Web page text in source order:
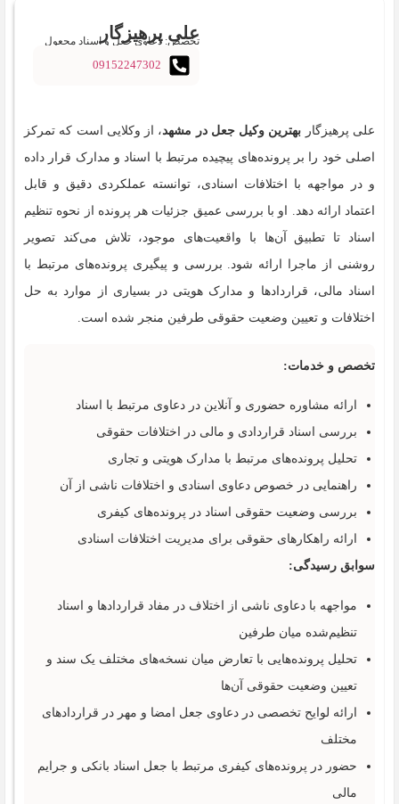
علی پرهیزگار
تخصص: دعاوی جعل و اسناد مجعول
09152247302
علی پرهیزگار بهترین وکیل جعل در مشهد، از وکلایی است که تمرکز
اصلی خود را بر پرونده‌های پیچیده مرتبط با اسناد و مدارک قرار داده
و در مواجهه با اختلافات اسنادی، توانسته عملکردی دقیق و قابل
اعتماد ارائه دهد. او با بررسی عمیق جزئیات هر پرونده از نحوه تنظیم
اسناد تا تطبیق آن‌ها با واقعیت‌های موجود، تلاش می‌کند تصویر
روشنی از ماجرا ارائه شود. بررسی و پیگیری پرونده‌های مرتبط با
اسناد مالی، قراردادها و مدارک هویتی در بسیاری از موارد به حل
اختلافات و تعیین وضعیت حقوقی طرفین منجر شده است.
تخصص و خدمات:
ارائه مشاوره حضوری و آنلاین در دعاوی مرتبط با اسناد
بررسی اسناد قراردادی و مالی در اختلافات حقوقی
تحلیل پرونده‌های مرتبط با مدارک هویتی و تجاری
راهنمایی در خصوص دعاوی اسنادی و اختلافات ناشی از آن
بررسی وضعیت حقوقی اسناد در پرونده‌های کیفری
ارائه راهکارهای حقوقی برای مدیریت اختلافات اسنادی
سوابق رسیدگی:
مواجهه با دعاوی ناشی از اختلاف در مفاد قراردادها و اسناد
تنظیم‌شده میان طرفین
تحلیل پرونده‌هایی با تعارض میان نسخه‌های مختلف یک سند و
تعیین وضعیت حقوقی آن‌ها
ارائه لوایح تخصصی در دعاوی جعل امضا و مهر در قراردادهای
مختلف
حضور در پرونده‌های کیفری مرتبط با جعل اسناد بانکی و جرایم
مالی